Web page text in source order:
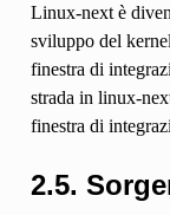
Linux-next è
sviluppo del
finestra di
strada in linux-
finestra di
2.5.